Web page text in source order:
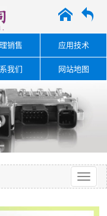
A O
销售 应用技术
我们 网站地图